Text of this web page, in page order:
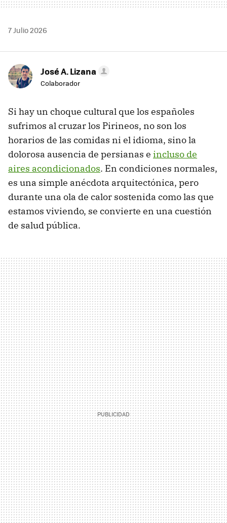
7 Julio 2026
José A. Lizana
Colaborador
Si hay un choque cultural que los españoles
sufrimos al cruzar los Pirineos, no son los
horarios de las comidas ni el idioma, sino la
dolorosa ausencia de persianas e incluso de
aires acondicionados. En condiciones normales,
es una simple anécdota arquitectónica, pero
durante una ola de calor sostenida como las que
estamos viviendo, se convierte en una cuestión
de salud pública.